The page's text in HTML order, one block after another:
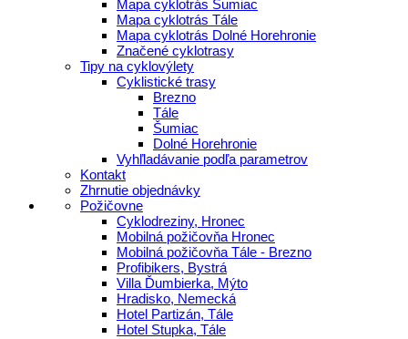
Mapa cyklotrás Šumiac
Mapa cyklotrás Tále
Mapa cyklotrás Dolné Horehronie
Značené cyklotrasy
Tipy na cyklovýlety
Cyklistické trasy
Brezno
Tále
Šumiac
Dolné Horehronie
Vyhľladávanie podľa parametrov
Kontakt
Zhrnutie objednávky
Požičovne
Cyklodreziny, Hronec
Mobilná požičovňa Hronec
Mobilná požičovňa Tále - Brezno
Profibikers, Bystrá
Villa Ďumbierka, Mýto
Hradisko, Nemecká
Hotel Partizán, Tále
Hotel Stupka, Tále